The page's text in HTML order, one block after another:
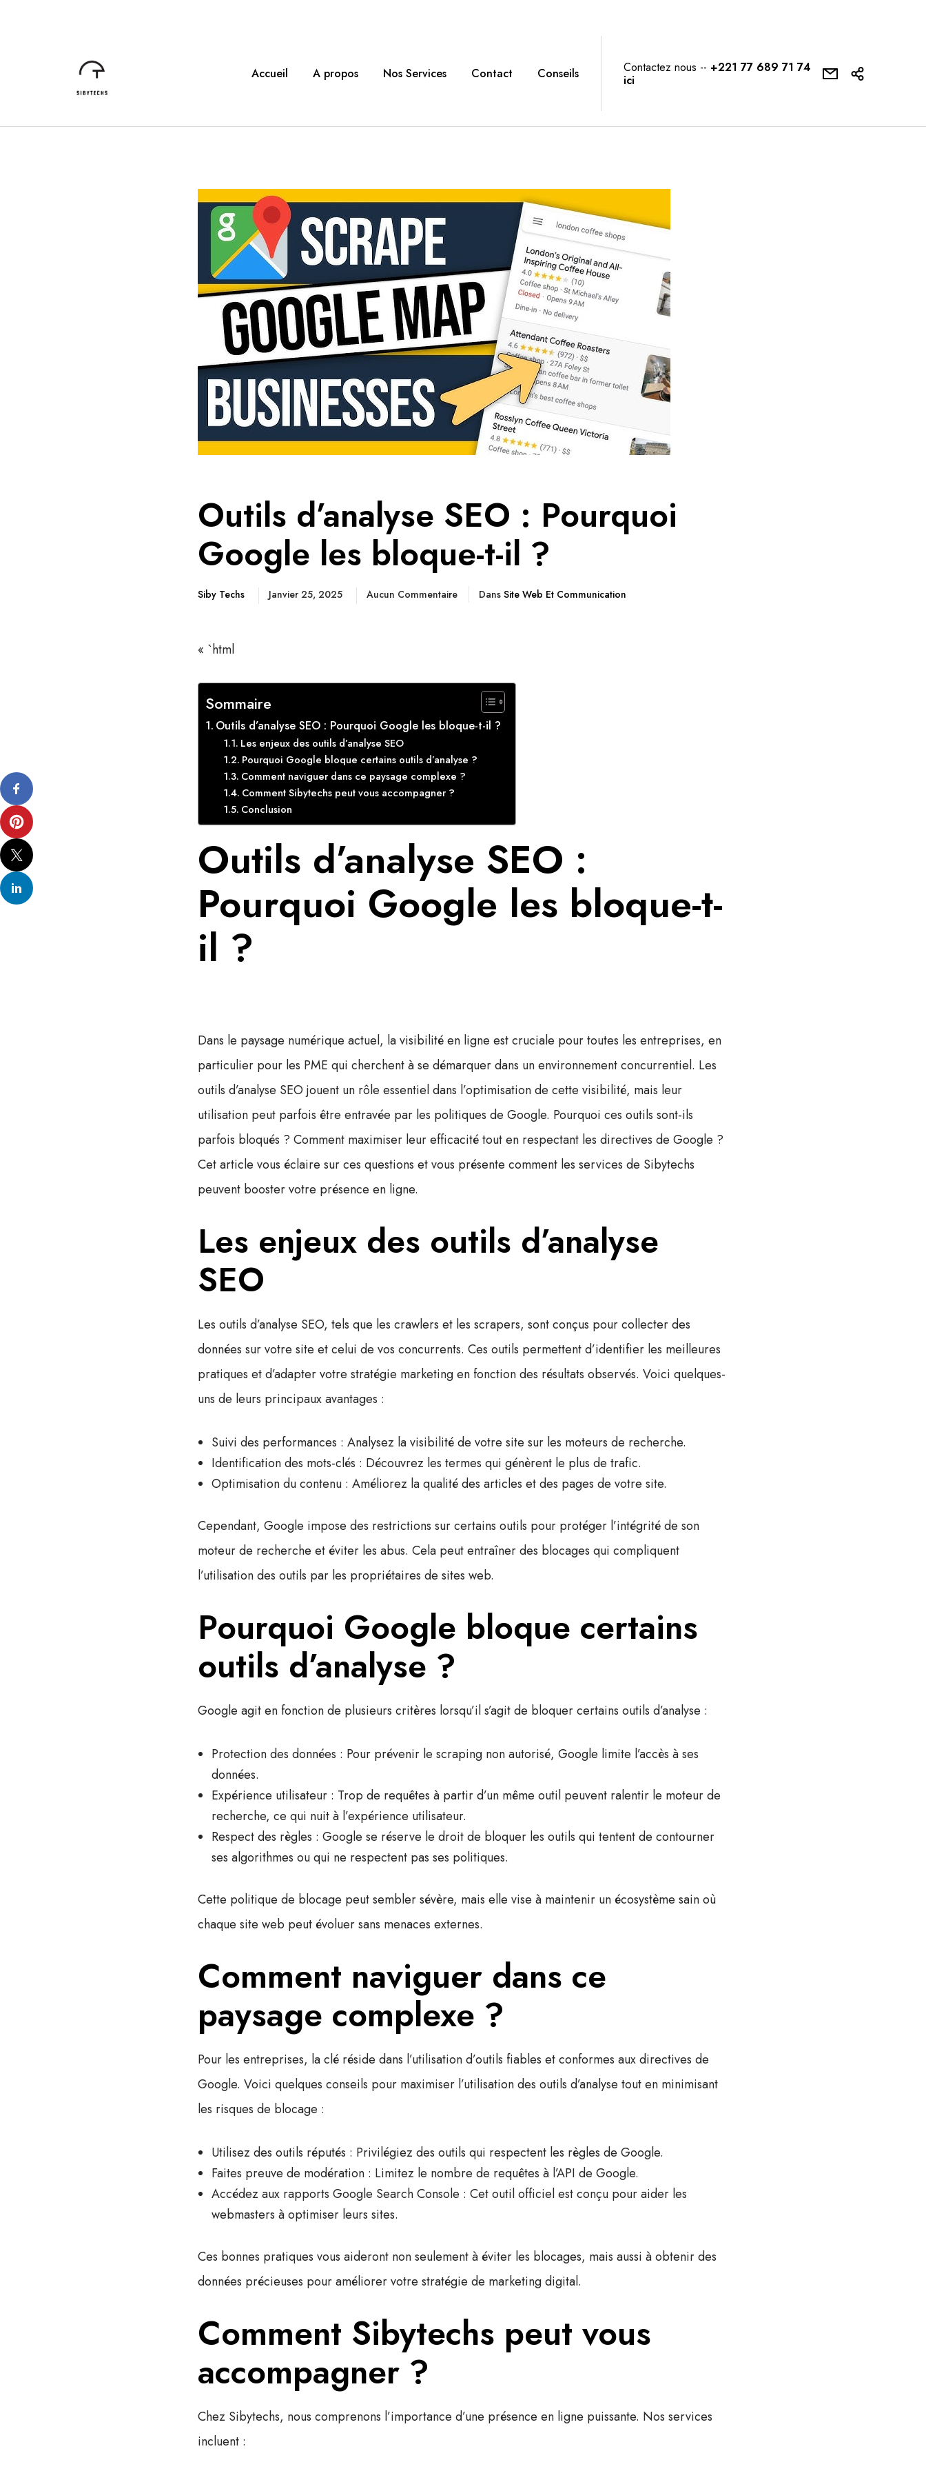
Accueil A propos Nos Services Contact Conseils Contactez nous -- +221 77 689 71 74
ici
Outils d’analyse SEO : Pourquoi
Google les bloque-t-il ?
Siby Techs Janvier 25, 2025 Aucun Commentaire Dans Site Web Et Communication
« `html
Sommaire
Outils d’analyse SEO : Pourquoi Google les bloque-t-il ?
Les enjeux des outils d’analyse SEO
Pourquoi Google bloque certains outils d’analyse ?
Comment naviguer dans ce paysage complexe ?
Comment Sibytechs peut vous accompagner ?
Conclusion
Outils d’analyse SEO :
Pourquoi Google les bloque-t-
il ?
Dans le paysage numérique actuel, lavisibilité en ligne est cruciale pour toutes les entreprises, en
particulier pour les PME qui cherchent à se démarquer dans un environnement concurrentiel. Les
outils d’analyse SEO jouent un rôle essentiel dans l’optimisation de cette visibilité, mais leur
utilisation peut parfois être entravée par les politiques de Google. Pourquoi ces outils sont-ils
parfois bloqués ? Comment maximiser leur efficacité tout en respectant les directives de Google ?
Cet article vous éclaire sur ces questions et vous présente comment les services de Sibytechs
peuvent booster votre présence en ligne.
Les enjeux des outils d’analyse
SEO
Les outils d’analyse SEO, tels que les crawlers et les scrapers, sont conçus pour collecter des
données sur votre site et celui de vos concurrents. Ces outils permettent d’identifier les meilleures
pratiques et d’adapter votre stratégie marketing en fonction des résultats observés. Voici quelques-
uns de leurs principaux avantages :
Suivi des performances : Analysez la visibilité de votre site sur les moteurs de recherche.
Identification des mots-clés : Découvrez les termes qui génèrent le plus de trafic.
Optimisation du contenu : Améliorez la qualité des articles et des pages de votre site.
Cependant, Google impose des restrictions sur certains outils pour protéger l’intégrité de son
moteur de recherche et éviter les abus. Cela peut entraîner des blocages qui compliquent
l’utilisation des outils par les propriétaires de sites web.
Pourquoi Google bloque certains
outils d’analyse ?
Google agit en fonction de plusieurs critères lorsqu’il s’agit de bloquer certains outils d’analyse :
Protection des données : Pour prévenir le scraping non autorisé, Google limite l’accès à ses
données.
Expérience utilisateur : Trop de requêtes à partir d’un même outil peuvent ralentir le moteur de
recherche, ce qui nuit à l’expérience utilisateur.
Respect des règles : Google se réserve le droit de bloquer les outils qui tentent de contourner
ses algorithmes ou qui ne respectent pas ses politiques.
Cette politique de blocage peut sembler sévère, mais elle vise à maintenir un écosystème sain où
chaque site web peut évoluer sans menaces externes.
Comment naviguer dans ce
paysage complexe ?
Pour les entreprises, la clé réside dans l’utilisation d’outils fiables et conformes aux directives de
Google. Voici quelques conseils pour maximiser l’utilisation des outils d’analyse tout en minimisant
les risques de blocage :
Utilisez des outils réputés : Privilégiez des outils qui respectent les règles de Google.
Faites preuve de modération : Limitez le nombre de requêtes à l’API de Google.
Accédez aux rapports Google Search Console : Cet outil officiel est conçu pour aider les
webmasters à optimiser leurs sites.
Ces bonnes pratiques vous aideront non seulement à éviter les blocages, mais aussi à obtenir des
données précieuses pour améliorer votre stratégie de marketing digital.
Comment Sibytechs peut vous
accompagner ?
Chez Sibytechs, nous comprenons l’importance d’une présence en ligne puissante. Nos services
incluent :